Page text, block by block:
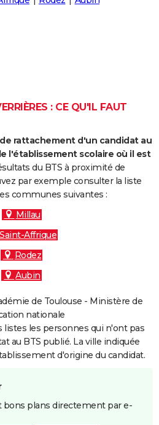
: CE QU'IL FAUT
rattachement d'un candidat au
l'établissement scolaire où il est
du BTS à proximité de
par exemple consulter la liste
communes suivantes :
Millau
Saint-Affrique
Rodez
Aubin
de Toulouse - Ministère de
nationale
listes les personnes qui n'ont pas
au BTS publié. La ville indiquée
d'origine du candidat.
bons plans directement par e-